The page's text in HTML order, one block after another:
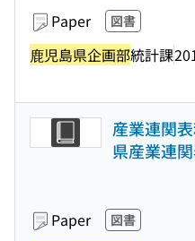
Paper 図書
鹿児島県企画部統計課
産業連関
県産業連
Paper 図書